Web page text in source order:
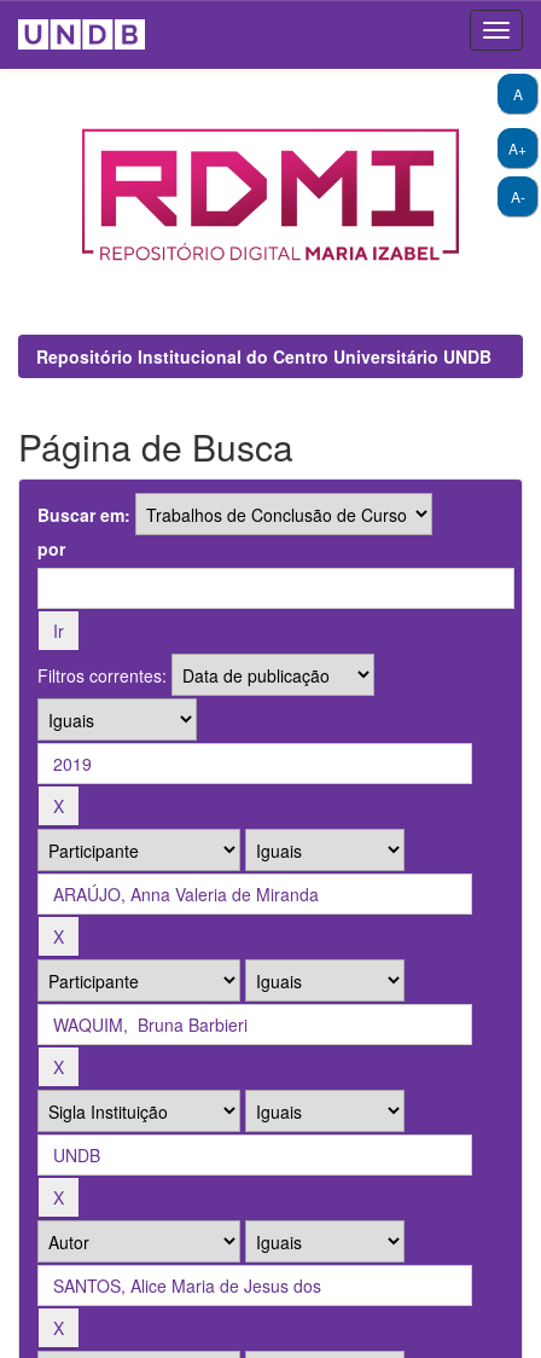
A+
A-
A
Repositório Institucional do Centro Universitário UNDB
Página de Busca
Buscar em:
por
Filtros correntes: